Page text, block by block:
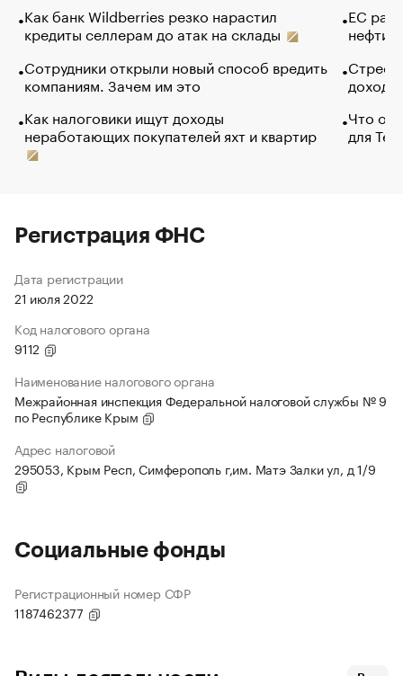
Как банк Wildberries резко нарастил
кредиты селлерам до атак на склады
Сотрудники открыли новый способ вредить
компаниям. Зачем им это
Как налоговики ищут доходы
неработающих покупателей яхт и квартир
ЕС
нефти
Что
для
Регистрация ФНС
Дата регистрации
21 июля 2022
Код налогового органа
9112
Наименование налогового органа
Межрайонная инспекция Федеральной налоговой службы № 9
по Республике Крым
Адрес налоговой
295053, Крым Респ, Симферополь г,им. Матэ Залки ул, д 1/9
Социальные фонды
Регистрационный номер СФР
1187462377